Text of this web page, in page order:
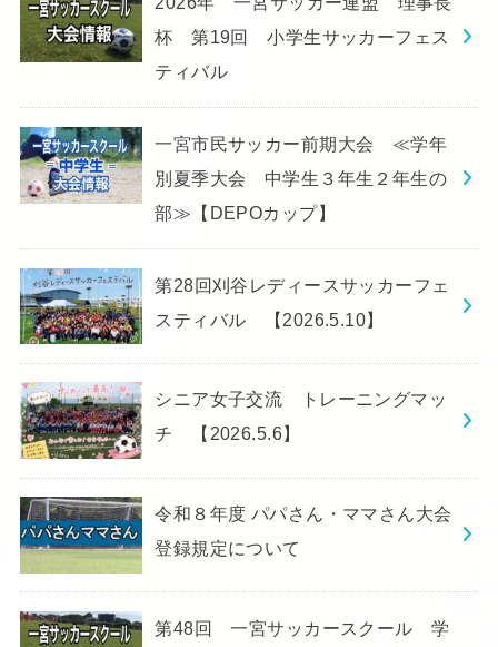
杯 第19回 小学生サッカーフェス
ティバル
一宮市民サッカー前期大会 ≪学年
別夏季大会 中学生３年生２年生の
部≫【DEPOカップ】
第28回刈谷レディースサッカーフェ
スティバル 【2026.5.10】
シニア女子交流 トレーニングマッ
チ 【2026.5.6】
令和８年度 パパさん・ママさん大会
登録規定について
第48回 一宮サッカースクール 学